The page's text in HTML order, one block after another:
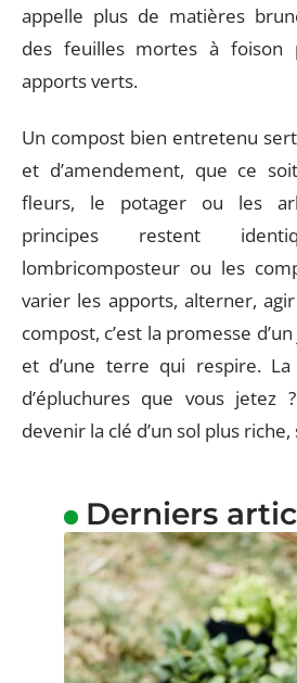
appelle plus de matières
des feuilles mortes à foison
apports verts.
Un compost bien entretenu
et d’amendement, que ce
fleurs, le potager ou les
principes restent
lombricomposteur ou les
varier les apports, alterner,
compost, c’est la promesse
et d’une terre qui respire. La
d’épluchures que vous jetez
devenir la clé d’un sol plus
Derniers